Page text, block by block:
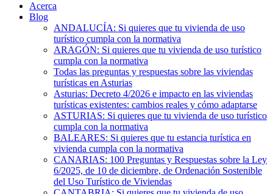
Acerca
Blog
ANDALUCÍA: Si quieres que tu vivienda de uso
turístico cumpla con la normativa
ARAGÓN: Si quieres que tu vivienda de uso turístico
cumpla con la normativa
Todas las preguntas y respuestas sobre las viviendas
turísticas en Asturias
Asturias: Decreto 4/2026 e impacto en las viviendas
turísticas existentes: cambios reales y cómo adaptarse
ASTURIAS: Si quieres que tu vivienda de uso turístico
cumpla con la normativa
BALEARES: Si quieres que tu estancia turística en
vivienda cumpla con la normativa
CANARIAS: 100 Preguntas y Respuestas sobre la Ley
6/2025, de 10 de diciembre, de Ordenación Sostenible
del Uso Turístico de Viviendas